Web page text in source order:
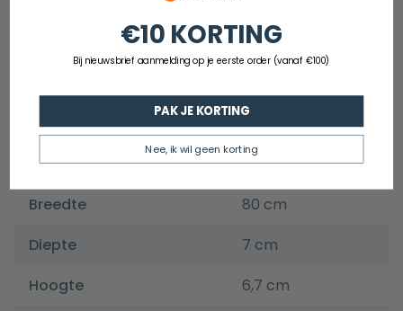
Standaard rooster
Kleur
Copper
Materiaal
Rvs 304
Breedte
80 cm
Diepte
7 cm
Hoogte
6,7 cm
€10 KORTING
Bij nieuwsbrief aanmelding op je eerste order (vanaf €100)
PAK JE KORTING
Nee, ik wil geen korting